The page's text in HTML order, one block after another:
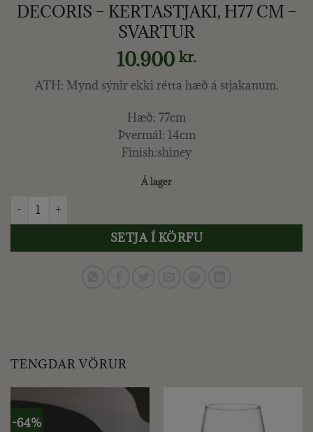
DECORIS – KERTASTJAKI, H77 CM –
SVARTUR
10.900 kr.
ATH: Mynd sýnir ekki rétta hæð á stjakanum.
Hæð: 77cm
Þvermál: 14cm
Finish:shiney
Á lager
DECORIS - KERTASTJAKI, H77 CM - SVARTUR quantity
SETJA Í KÖRFU
TENGDAR VÖRUR
-64%